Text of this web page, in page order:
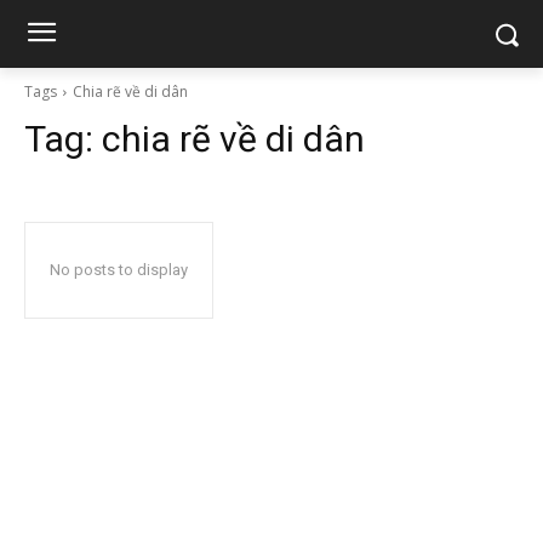
Tags Chia rẽ về di dân
Tag: chia rẽ về di dân
No posts to display